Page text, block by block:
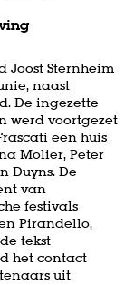
Joost Sternheim
naast
De ingezette
werd voortgezet
een huis
Molier, Peter
Duyns. De
van
festivals
Pirandello,
tekst
het contact
uit